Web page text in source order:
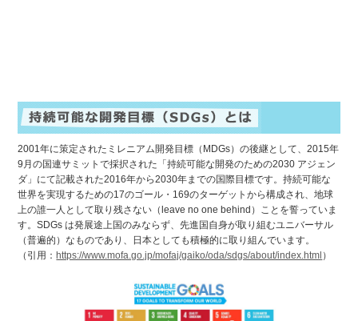
2001年に策定されたミレニアム開発目標（MDGs）の後継として、2015年
9月の国連サミットで採択された「持続可能な開発のための2030 アジェン
ダ」にて記載された2016年から2030年までの国際目標です。持続可能な
世界を実現するための17のゴール・169のターゲットから構成され、地球
上の誰一人として取り残さない（leave no one behind）ことを誓っていま
す。SDGs は発展途上国のみならず、先進国自身が取り組むユニバーサル
（普遍的）なものであり、日本としても積極的に取り組んでいます。
（引用： https://www.mofa.go.jp/mofaj/gaiko/oda/sdgs/about/index.html ）